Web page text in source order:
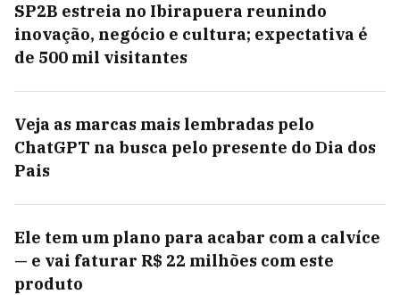
SP2B estreia no Ibirapuera reunindo
inovação, negócio e cultura; expectativa é
de 500 mil visitantes
Veja as marcas mais lembradas pelo
ChatGPT na busca pelo presente do Dia dos
Pais
Ele tem um plano para acabar com a calvíce
— e vai faturar R$ 22 milhões com este
produto